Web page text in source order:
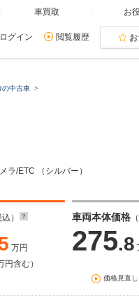
車買取 お
ログイン 閲覧履歴
の中古車
/ETC （シルバー）
込）
万円
円含む）
車両本体価格
275.8
価格見直